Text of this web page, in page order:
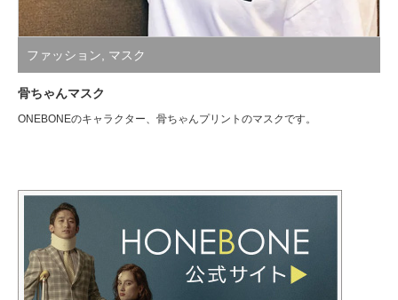
ファッション マスク
骨ちゃんマスク
ONEBONEのキャラクター、骨ちゃんプリントのマスクです。